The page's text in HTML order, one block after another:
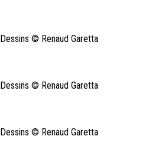
Dessins © Renaud Garetta
Dessins © Renaud Garetta
Dessins © Renaud Garetta